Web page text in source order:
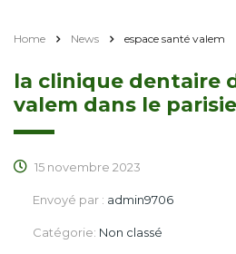
Home News espace santé valem
la clinique dentaire
valem dans le
15 novembre 2023
Envoyé par : admin9706
Catégorie: Non classé